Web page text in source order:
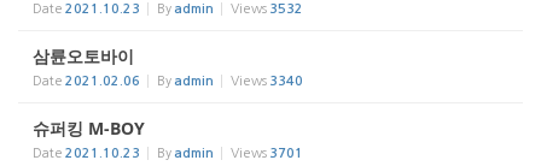
Date 2021.10.23 By admin Views 3532
삼륜오토바이
Date 2021.02.06 By admin Views 3340
슈퍼킹 M-BOY
Date 2021.10.23 By admin Views 3701